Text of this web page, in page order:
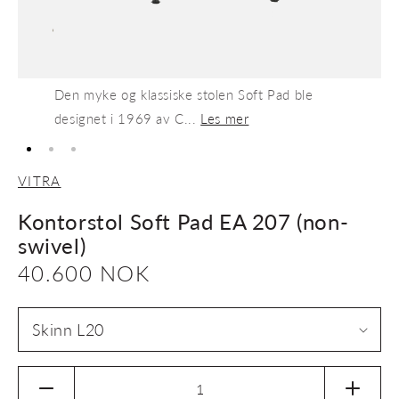
Den myke og klassiske stolen Soft Pad ble
designet i 1969 av C... Les mer
VITRA
Kontorstol Soft Pad EA 207 (non-
swivel)
Vanlig
pris
40.600 NOK